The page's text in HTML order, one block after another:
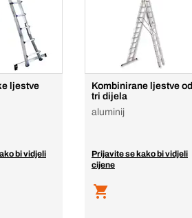
ljestve
bi vidjeli
Kombinirane ljestve od
tri dijela
aluminij
Prijavite se kako bi vidjeli
cijene